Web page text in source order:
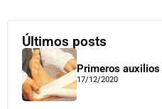
Últimos posts
Primeros
17/12/2020